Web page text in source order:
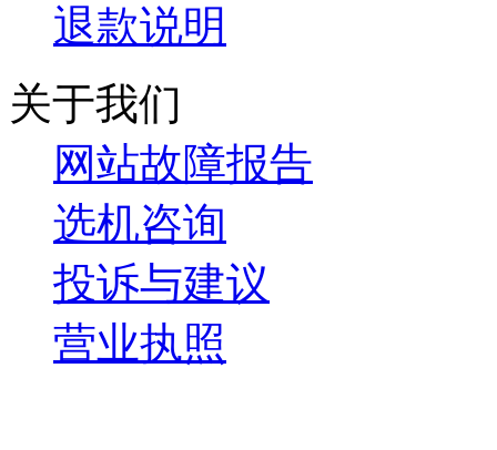
退款说明
关于我们
网站故障报告
选机咨询
投诉与建议
营业执照